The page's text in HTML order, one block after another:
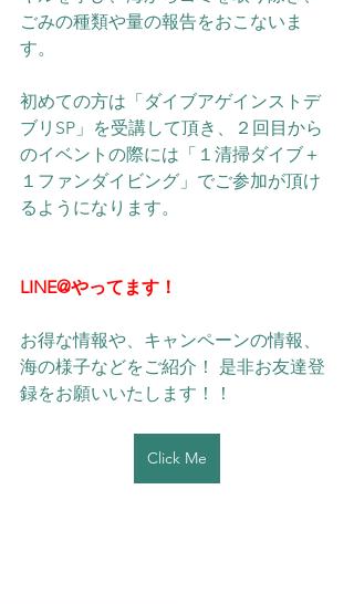
ごみの種類や量の報告をおこないま
す。
初めての方は「ダイブアゲインストデ
ブリSP」を受講して頂き、２回目から
のイベントの際には「１清掃ダイブ＋
１ファンダイビング」でご参加が頂け
るようになります。
LINE@やってます！
お得な情報や、キャンペーンの情報、
海の様子などをご紹介！ 是非お友達登
録をお願いいたします！！
Click Me